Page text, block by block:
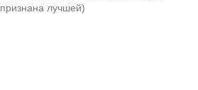
признана лучшей)